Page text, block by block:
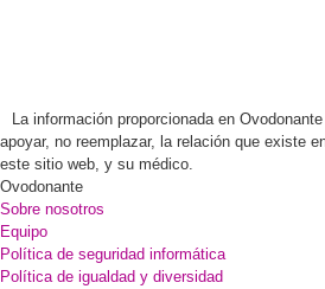
La información proporcionada en
apoyar, no reemplazar, la relación que existe
este sitio web, y su médico.
Ovodonante
Sobre nosotros
Equipo
Política de seguridad informática
Política de igualdad y diversidad